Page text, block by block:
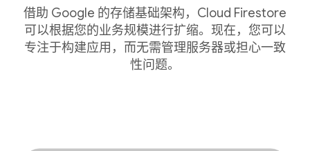
借助 Google 的存储基础架构，Cloud Firestore
可以根据您的业务规模进行扩缩。现在，您可以
专注于构建应用，而无需管理服务器或担心一致
性问题。